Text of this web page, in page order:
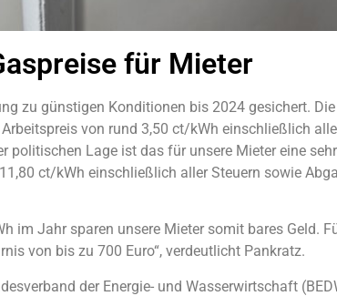
für Mieter
zu günstigen Konditionen bis 2024 gesichert.
von rund 3,50 ct/kWh einschließlich
politischen Lage ist das für unsere Mieter eine
ct/kWh einschließlich aller Steuern sowie
im Jahr sparen unsere Mieter somit bares Geld.
von bis zu 700 Euro“, verdeutlicht Pankratz.
der Energie- und Wasserwirtschaft